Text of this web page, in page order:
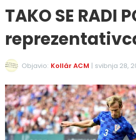
TAKO SE RADI
Objavio: Kollár ACM | svibnja 28,